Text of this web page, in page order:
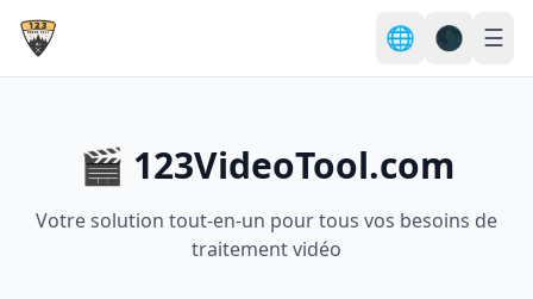
🌐 🌑 ☰
🎬 123VideoTool.com
Votre solution tout-en-un pour tous vos besoins de
traitement vidéo